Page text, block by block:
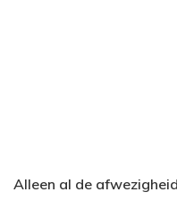
Alleen al de